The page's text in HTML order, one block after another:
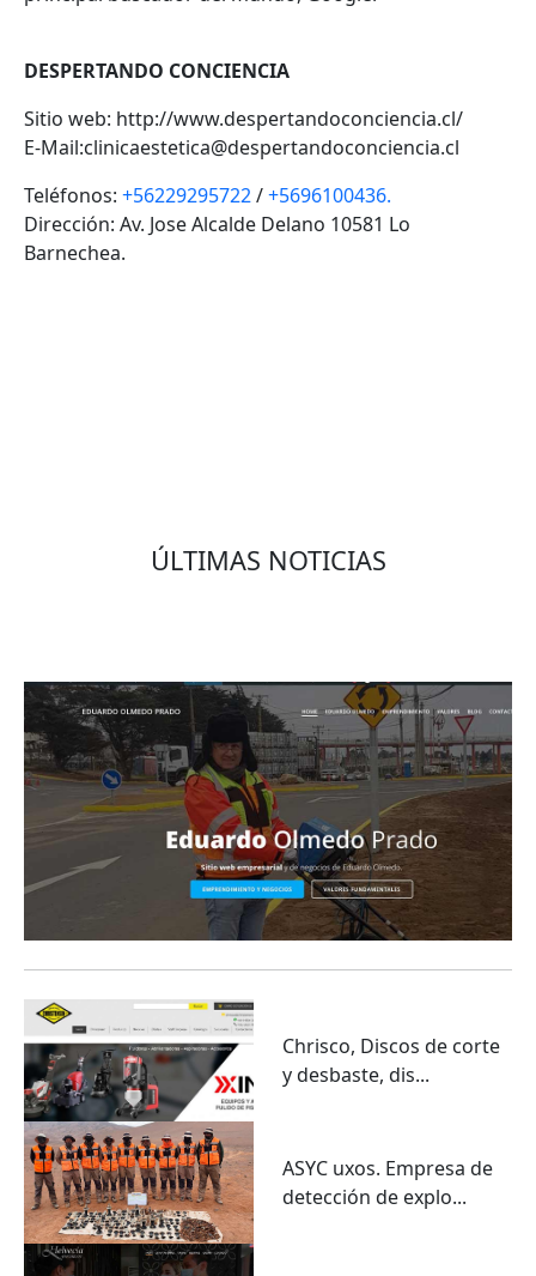
DESPERTANDO CONCIENCIA
Sitio web: http://www.despertandoconciencia.cl/
E-Mail:clinicaestetica@despertandoconciencia.cl
Teléfonos: +56229295722/+5696100436.
Dirección: Av. Jose Alcalde Delano 10581 Lo
Barnechea.
ÚLTIMAS NOTICIAS
Chrisco, Discos de corte
y desbaste, dis...
ASYC uxos. Empresa de
detección de explo...